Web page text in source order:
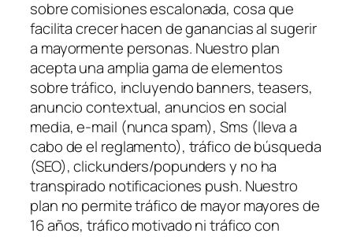
sobre comisiones escalonada, cosa que
facilita crecer hacen de ganancias al sugerir
a mayormente personas. Nuestro plan
acepta una amplia gama de elementos
sobre tráfico, incluyendo banners, teasers,
anuncio contextual, anuncios en social
media, e-mail (nunca spam), Sms (lleva a
cabo de el reglamento), tráfico de búsqueda
(SEO), clickunders/popunders y no ha
transpirado notificaciones push. Nuestro
plan no permite tráfico de mayor mayores de
16 años, tráfico motivado ni tráfico con